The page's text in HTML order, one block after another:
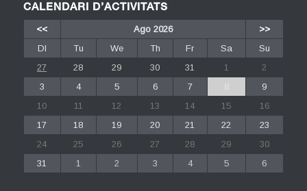
CALENDARI D’ACTIVITATS
<< Ago 2026
>>
Dl
Tu We Th Fr Sa
Su
27
28 29 30 31 1
2
3
4 5 6 7 8
9
10
11 12 13 14 15
16
17
18 19 20 21 22
23
24
25 26 27 28 29
30
31
1 2 3 4 5 6